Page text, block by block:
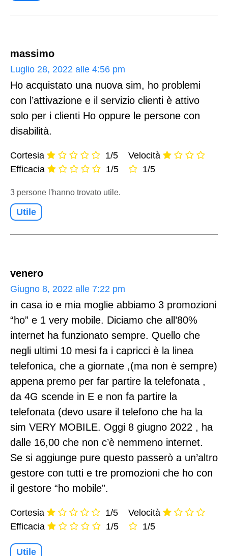
massimo
Luglio 28, 2022 alle 4:56 pm
Ho acquistato una nuova sim, ho problemi
con l’attivazione e il servizio clienti è attivo
solo per i clienti Ho oppure le persone con
disabilità.
Cortesia
1/5
Efficacia
1/5
Velocità
1/5
3 persone l'hanno trovato utile.
Utile
venero
Giugno 8, 2022 alle 7:22 pm
in casa io e mia moglie abbiamo 3 promozioni
“ho” e 1 very mobile. Diciamo che all’80%
internet ha funzionato sempre. Quello che
negli ultimi 10 mesi fa i capricci è la linea
telefonica, che a giornate ,(ma non è sempre)
appena premo per far partire la telefonata ,
da 4G scende in E e non fa partire la
telefonata (devo usare il telefono che ha la
sim VERY MOBILE. Oggi 8 giugno 2022 , ha
dalle 16,00 che non c’è nemmeno internet.
Se si aggiunge pure questo passerò a un’altro
gestore con tutti e tre promozioni che ho con
il gestore “ho mobile”.
Cortesia
1/5
Efficacia
1/5
Velocità
1/5
Utile